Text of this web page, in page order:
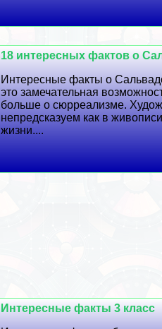
18 интересных фактов о
Интересные факты о
это замечательная
больше о сюрреализме.
непредсказуем как в
жизни....
Интересные факты 3 класс